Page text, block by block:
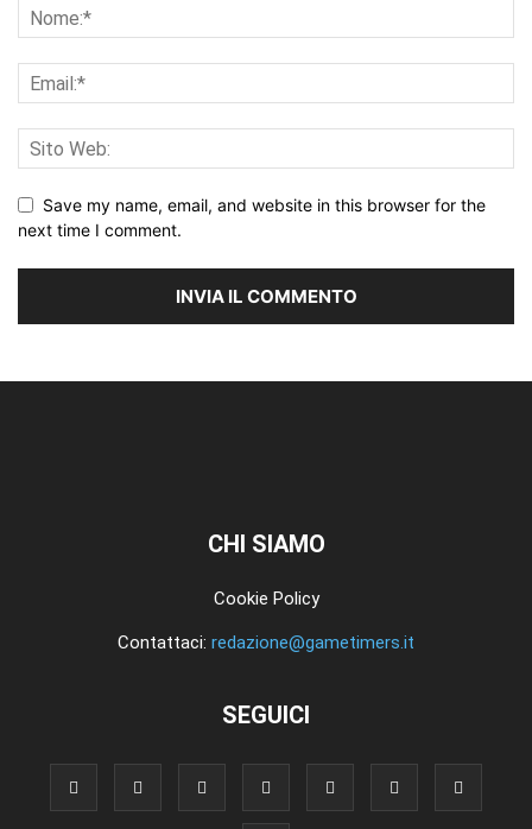
Save my name, email, and website in this browser for the
next time I comment.
CHI SIAMO
Cookie Policy
Contattaci: redazione@gametimers.it
SEGUICI